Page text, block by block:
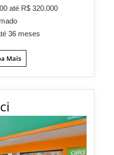
até R$ 320.000
36 meses
Mais